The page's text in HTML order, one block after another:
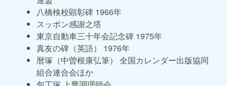
八橋検校顕彰碑 1966年
スッポン感謝之塔
東京自動車三十年会記念碑 1975年
真友の碑（英語） 1976年
暦塚（中曽根康弘筆） 全国カレンダー出版協同
組合連合会ほか